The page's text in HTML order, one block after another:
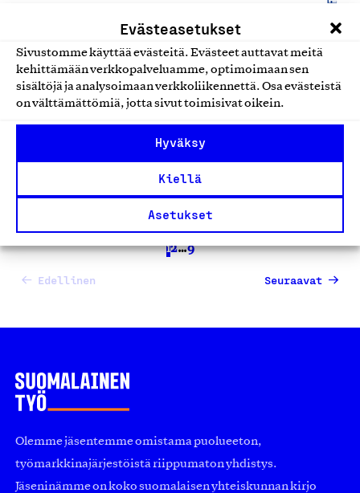
Evästeasetukset
Sivustomme käyttää evästeitä. Evästeet auttavat meitä
kehittämään verkkopalveluamme, optimoimaan sen
sisältöjä ja analysoimaan verkkoliikennettä. Osa evästeistä
on välttämättömiä, jotta sivut toimisivat oikein.
Hyväksy
Kiellä
Asetukset
Rolls-hampurilaiset – Leivon
Huoltamo Oy
Leivon Huoltamo Oy, Tuote
Edellinen
12…9
Seuraavat
Olemme jäsentemme omistama puolueeton,
työmarkkinajärjestöistä riippumaton yhdistys.
Jäseninämme on koko suomalaisen yhteiskunnan kirjo